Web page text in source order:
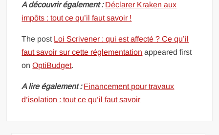
A découvrir également : Déclarer Kraken aux
impôts : tout ce qu’il faut savoir !
The post Loi Scrivener : qui est affecté ? Ce qu’il
faut savoir sur cette réglementation appeared first
onOptiBudget.
A lire également : Financement pour travaux
d’isolation : tout ce qu’il faut savoir